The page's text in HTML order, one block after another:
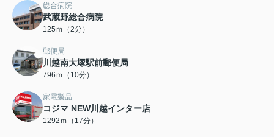
総合病院
武蔵野総合病院
125ｍ（2分）
郵便局
川越南大塚駅前郵便局
796ｍ（10分）
家電製品
コジマ NEW川越インター店
1292ｍ（17分）